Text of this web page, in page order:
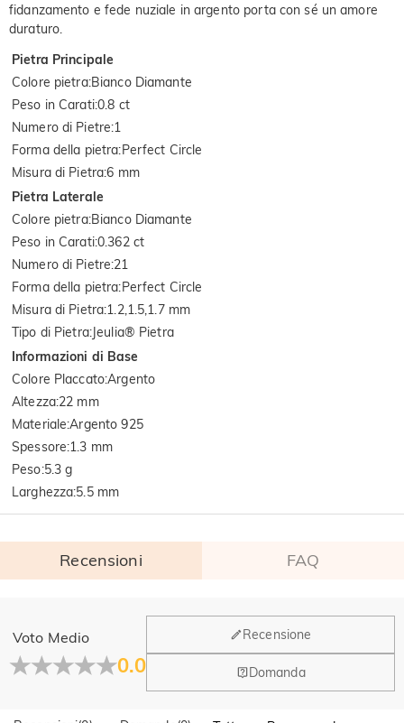
fidanzamento e fede nuziale in argento porta con sé un amore
duraturo.
Pietra Principale
Colore pietra:Bianco Diamante
Peso in Carati:0.8 ct
Numero di Pietre:1
Forma della pietra:Perfect Circle
Misura di Pietra:6 mm
Pietra Laterale
Colore pietra:Bianco Diamante
Peso in Carati:0.362 ct
Numero di Pietre:21
Forma della pietra:Perfect Circle
Misura di Pietra:1.2,1.5,1.7 mm
Tipo di Pietra:Jeulia® Pietra
Informazioni di Base
Colore Placcato:Argento
Altezza:22 mm
Materiale:Argento 925
Spessore:1.3 mm
Peso:5.3 g
Larghezza:5.5 mm
Recensioni FAQ
Voto Medio
0.0
Recensione
Domanda
Generale
Dove si trova la tua azienda?
La sede principale è a Los Angeles, in California, mentre il